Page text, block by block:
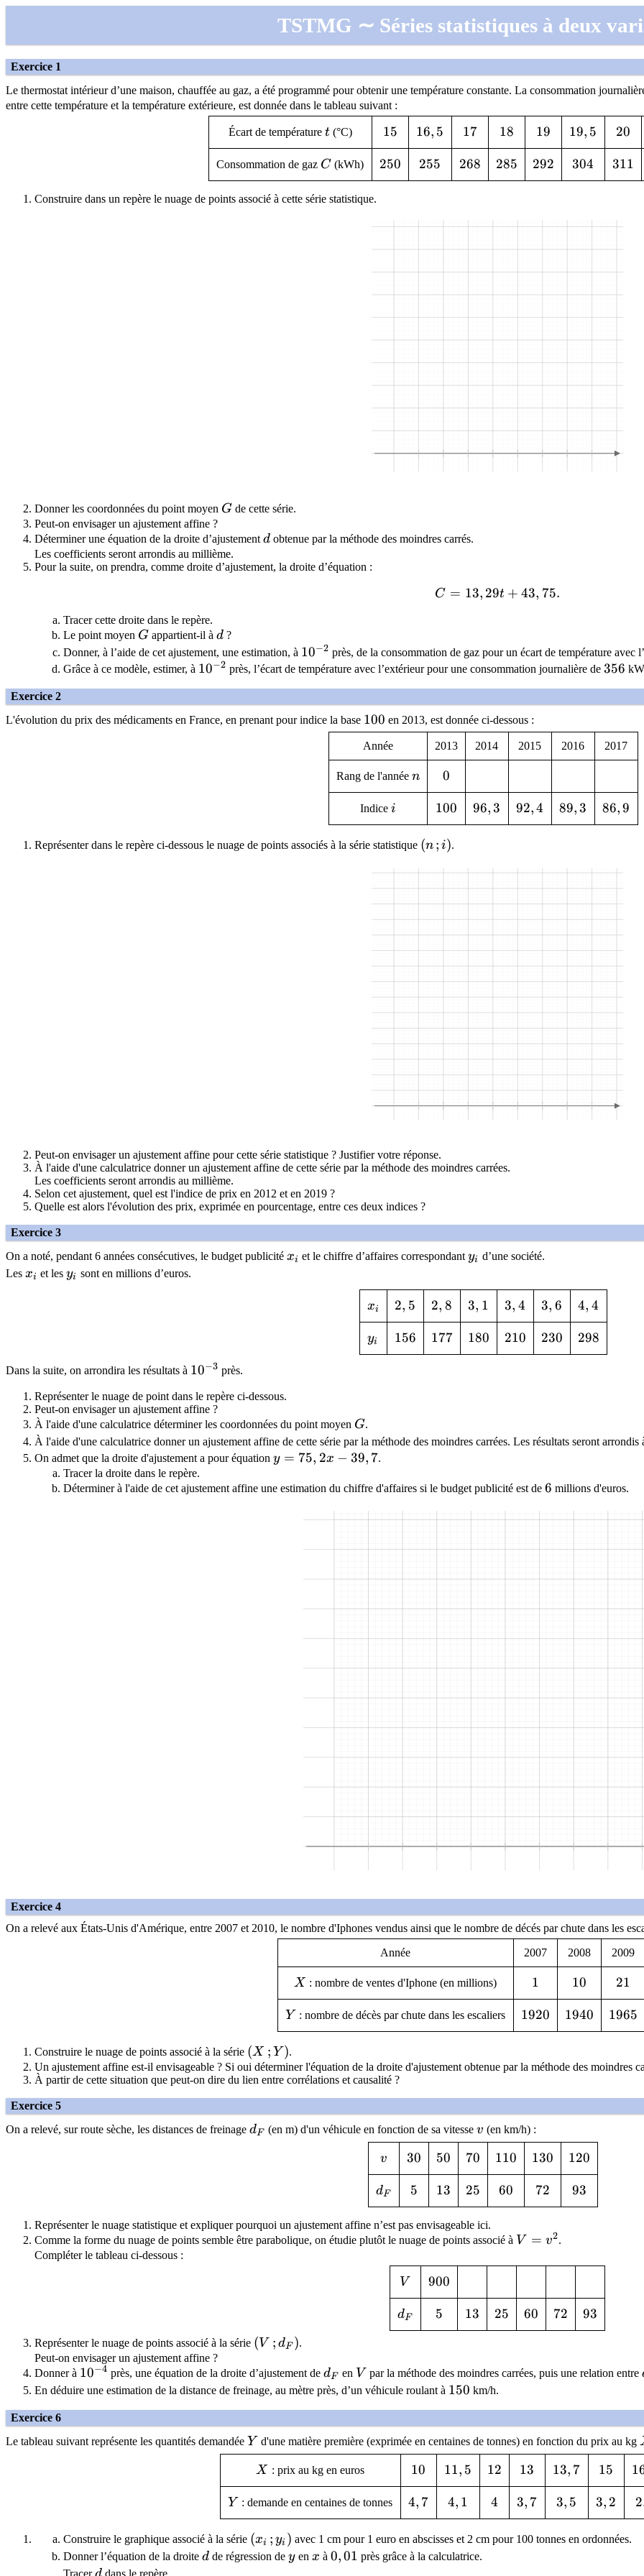
TSTMG ∼ Séries statistiques à deux
Exercice 1
Le thermostat intérieur d’une maison, chauffée au gaz, a été programmé pour obtenir une température constante. La consommation
entre cette température et la température extérieure, est donnée dans le tableau suivant :
Écart de température t
t(°C) 15
15 16,5
16, 5 17
17 18
18 19
19 19,5
19, 5 20
20
Consommation de gaz C
C (kWh) 250
250 255
255 268
268 285
285 292
292 304
304 311
311
Construire dans un repère le nuage de points associé à cette série statistique.
Donner les coordonnées du point moyen G
G de cette série.
Peut-on envisager un ajustement affine ?
Déterminer une équation de la droite d’ajustement d
d obtenue par la méthode des moindres carrés.
Les coefficients seront arrondis au millième.
Pour la suite, on prendra, comme droite d’ajustement, la droite d’équation :
C=13,29t+43,75.
C = 13, 29t + 43, 75.
Tracer cette droite dans le repère.
Le point moyen G
G appartient-il à d
d ?
Donner, à l’aide de cet ajustement, une estimation, à 10^{-2}
10−2 près, de la consommation de gaz pour un écart de température avec
Grâce à ce modèle, estimer, à 10^{-2}
10−2 près, l’écart de température avec l’extérieur pour une consommation journalière de 356
356
Exercice 2
L'évolution du prix des médicaments en France, en prenant pour indice la base 100
100 en 2013, est donnée ci-dessous :
Année 2013 2014 2015 2016 2017
Rang de l'année n
n 0
0
Indice i
i 100
100 96,3
96,3 92,4
92,4 89,3
89,3 86,9
86,9
Représenter dans le repère ci-dessous le nuage de points associés à la série statistique (n\,;i)
(n ; i).
Peut-on envisager un ajustement affine pour cette série statistique ? Justifier votre réponse.
À l'aide d'une calculatrice donner un ajustement affine de cette série par la méthode des moindres carrées.
Les coefficients seront arrondis au millième.
Selon cet ajustement, quel est l'indice de prix en 2012 et en 2019 ?
Quelle est alors l'évolution des prix, exprimée en pourcentage, entre ces deux indices ?
Exercice 3
On a noté, pendant 6 années consécutives, le budget publicité x_i
xi et le chiffre d’affaires correspondant y_i
yi d’une société.
Les x_i
xi et les y_i
yi sont en millions d’euros.
x_i
xi 2,5
2, 5 2,8
2, 8 3,1
3, 1 3,4
3, 4 3,6
3, 6 4,4
4, 4
y_i
yi 156
156 177
177 180
180 210
210 230
230 298
298
Dans la suite, on arrondira les résultats à 10^{-3}
10−3 près.
Représenter le nuage de point dans le repère ci-dessous.
Peut-on envisager un ajustement affine ?
À l'aide d'une calculatrice déterminer les coordonnées du point moyen G
G.
À l'aide d'une calculatrice donner un ajustement affine de cette série par la méthode des moindres carrées. Les résultats seront arrondis
On admet que la droite d'ajustement a pour équation y=75,2x-39,7
y = 75, 2x − 39, 7.
Tracer la droite dans le repère.
Déterminer à l'aide de cet ajustement affine une estimation du chiffre d'affaires si le budget publicité est de 6
6 millions d'euros.
Exercice 4
On a relevé aux États-Unis d'Amérique, entre 2007 et 2010, le nombre d'Iphones vendus ainsi que le nombre de décés par chute dans les
Année
2007 2008 2009
X
X : nombre de ventes d'Iphone (en millions) 1
1 10
10 21
21
Y
Y : nombre de décès par chute dans les escaliers 1920
1920 1940
1940 1965
1965
Construire le nuage de points associé à la série (X\,;Y)
(X ; Y ).
Un ajustement affine est-il envisageable ? Si oui déterminer l'équation de la droite d'ajustement obtenue par la méthode des moindres
À partir de cette situation que peut-on dire du lien entre corrélations et causalité ?
Exercice 5
On a relevé, sur route sèche, les distances de freinage d_F
dF (en m) d'un véhicule en fonction de sa vitesse v
v (en km/h) :
v
v 30
30 50
50 70
70 110
110 130
130 120
120
d_F
dF 5
5 13
13 25
25 60
60 72
72 93
93
Représenter le nuage statistique et expliquer pourquoi un ajustement affine n’est pas envisageable ici.
Comme la forme du nuage de points semble être parabolique, on étudie plutôt le nuage de points associé à V = v^2
V = v2.
Compléter le tableau ci-dessous :
V
V 900
900
d_F
dF 5
5 13
13 25
25 60
60 72
72 93
93
Représenter le nuage de points associé à la série (V\, ; d_F )
(V ; dF ).
Peut-on envisager un ajustement affine ?
Donner à 10^{-4}
10−4 près, une équation de la droite d’ajustement de d_F
dF en V
V par la méthode des moindres carrées, puis une relation entre
En déduire une estimation de la distance de freinage, au mètre près, d’un véhicule roulant à 150
150 km/h.
Exercice 6
Le tableau suivant représente les quantités demandée Y
Y d'une matière première (exprimée en centaines de tonnes) en fonction du prix au kg
X
X : prix au kg en euros 10
10 11,5
11, 5 12
12 13
13 13,7
13, 7 15
15 1
Y
Y : demande en centaines de tonnes 4,7
4, 7 4,1
4, 1 4
4 3,7
3, 7 3,5
3, 5 3,2
3, 2 2
Construire le graphique associé à la série (x_i\,;y_i)
(xi ; yi ) avec 1 cm pour 1 euro en abscisses et 2 cm pour 100 tonnes en ordonnées.
Donner l’équation de la droite d
d de régression de y
yen x
x à 0,01
0,01 près grâce à la calculatrice.
Tracer
dans le repère.